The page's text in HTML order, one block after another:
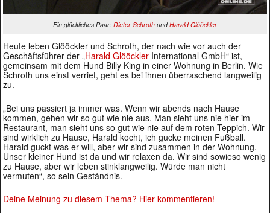
Ein glückliches Paar: Dieter Schroth undHarald Glööckler
Heute leben Glööckler und Schroth, der nach wie vor auch der
Geschäftsführer der „Harald Glööckler International GmbH“ ist,
gemeinsam mit dem Hund Billy King in einer Wohnung in Berlin. Wie
Schroth uns einst verriet, geht es bei ihnen überraschend langweilig
zu.
„Bei uns passiert ja immer was. Wenn wir abends nach Hause
kommen, gehen wir so gut wie nie aus. Man sieht uns nie hier im
Restaurant, man sieht uns so gut wie nie auf dem roten Teppich. Wir
sind wirklich zu Hause, Harald kocht, ich gucke meinen Fußball.
Harald guckt was er will, aber wir sind zusammen in der Wohnung.
Unser kleiner Hund ist da und wir relaxen da. Wir sind sowieso wenig
zu Hause, aber wir leben stinklangweilig. Würde man nicht
vermuten“, so sein Geständnis.
Deine Meinung zu diesem Thema? Hier kommentieren!